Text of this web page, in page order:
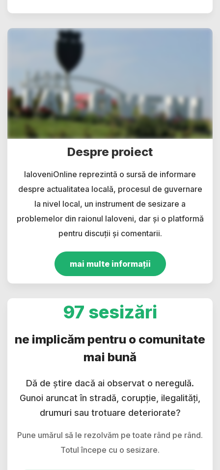
Despre proiect
IaloveniOnline reprezintă o sursă de informare
despre actualitatea locală, procesul de guvernare
la nivel local, un instrument de sesizare a
problemelor din raionul Ialoveni, dar și o platformă
pentru discuții și comentarii.
mai multe informații
97 sesizări
ne implicăm pentru o comunitate
mai bună
Dă de știre dacă ai observat o neregulă.
Gunoi aruncat în stradă, corupție, ilegalități,
drumuri sau trotuare deteriorate?
Pune umărul să le rezolvăm pe toate rând pe rând.
Totul începe cu o sesizare.